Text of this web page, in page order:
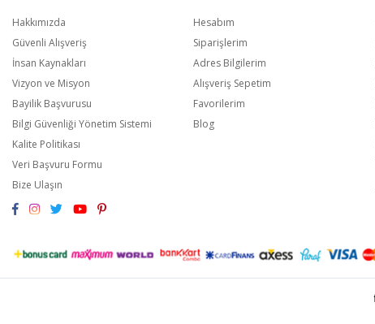
Hakkımızda
Güvenli Alışveriş
İnsan Kaynakları
Vizyon ve Misyon
Bayilik Başvurusu
Bilgi Güvenliği Yönetim Sistemi
Kalite Politikası
Veri Başvuru Formu
Bize Ulaşın
Hesabım
Siparişlerim
Adres Bilgilerim
Alışveriş Sepetim
Favorilerim
Blog